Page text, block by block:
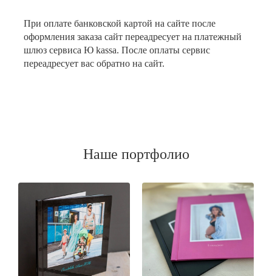
При оплате банковской картой на сайте после
оформления заказа сайт переадресует на платежный
шлюз сервиса Ю kassa. После оплаты сервис
переадресует вас обратно на сайт.
Наше портфолио